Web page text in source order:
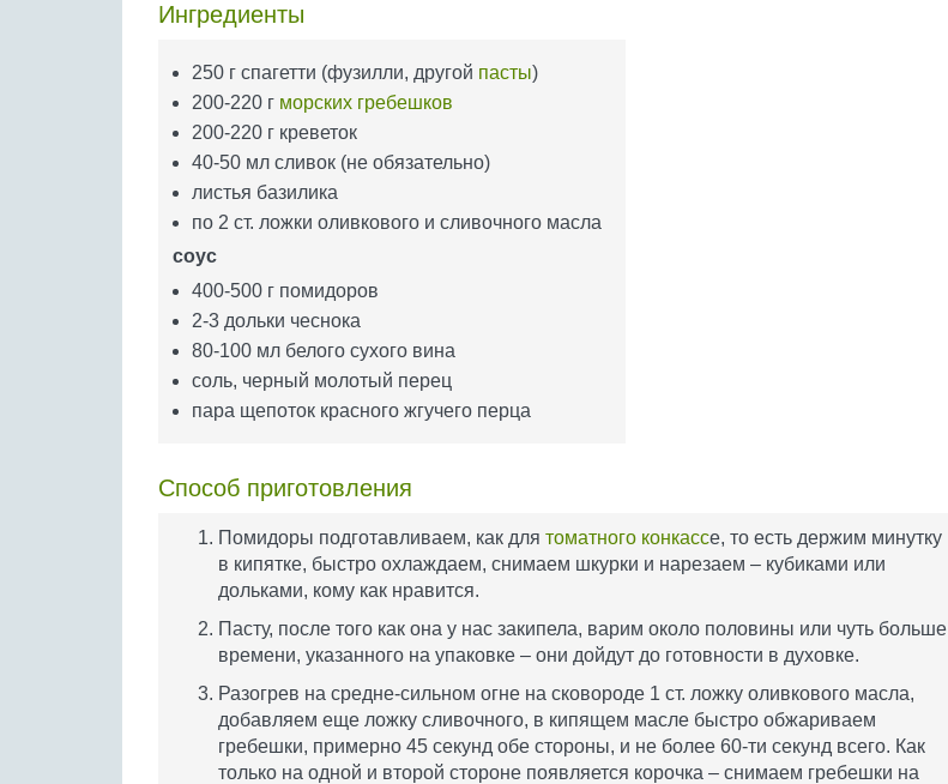
Ингредиенты
250 г спагетти (фузилли, другой пасты)
200-220 г морских гребешков
200-220 г креветок
40-50 мл сливок (не обязательно)
листья базилика
по 2 ст. ложки оливкового и сливочного масла
соус
400-500 г помидоров
2-3 дольки чеснока
80-100 мл белого сухого вина
соль, черный молотый перец
пара щепоток красного жгучего перца
Способ приготовления
Помидоры подготавливаем, как для томатного конкассе, то есть держим минутку
в кипятке, быстро охлаждаем, снимаем шкурки и нарезаем – кубиками или
дольками, кому как нравится.
Пасту, после того как она у нас закипела, варим около половины или чуть больше
времени, указанного на упаковке – они дойдут до готовности в духовке.
Разогрев на средне-сильном огне на сковороде 1 ст. ложку оливкового масла,
добавляем еще ложку сливочного, в кипящем масле быстро обжариваем
гребешки, примерно 45 секунд обе стороны, и не более 60-ти секунд всего. Как
только на одной и второй стороне появляется корочка – снимаем гребешки на